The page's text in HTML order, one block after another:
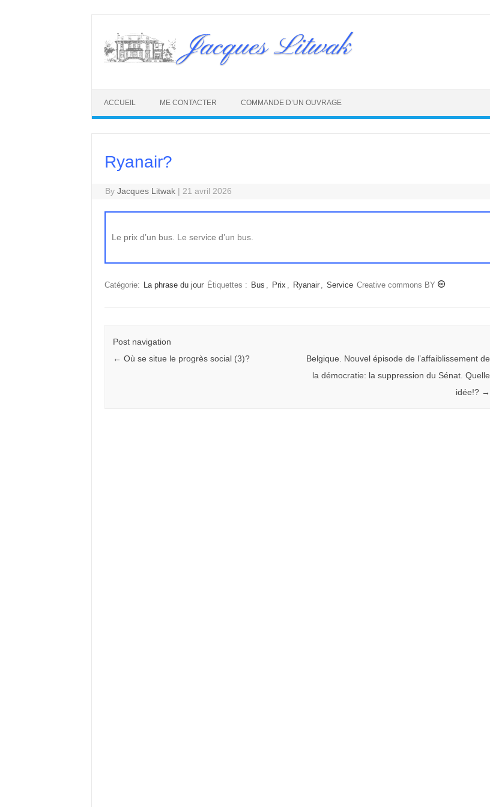
content
Jacques Litwak
ACCUEIL ME CONTACTER COMMANDE D’UN OUVRAGE
Ryanair?
ByJacques Litwak | 21 avril 2026
Le prix d’un bus. Le service d’un bus.
Catégorie: La phrase du jour Étiquettes : Bus , Prix , Ryanair , Service Creative commons BY
Post navigation
← Où se situe le progrès social (3)?
Belgique. Nouvel épisode de l’affaiblissement de
la démocratie: la suppression du Sénat. Quelle
idée!? →